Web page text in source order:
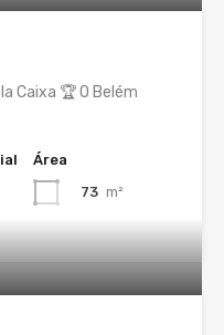
Caixa 🏆 O Belém
Área
73 m²